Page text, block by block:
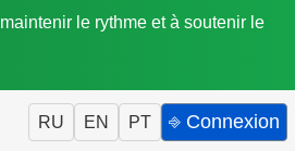
le rythme et à soutenir le
RU EN PT ⎆ Connexion